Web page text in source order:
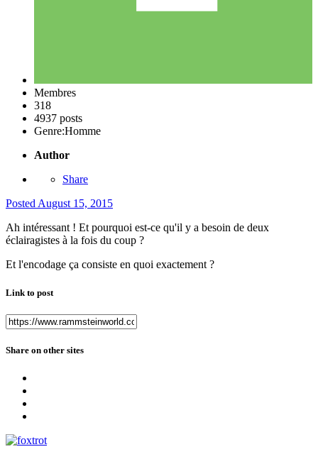
Membres
318
4937 posts
Genre:Homme
Author
Share
Posted August 15, 2015
Ah intéressant ! Et pourquoi est-ce qu'il y a besoin de deux
éclairagistes à la fois du coup ?
Et l'encodage ça consiste en quoi exactement ?
Link to post
Share on other sites